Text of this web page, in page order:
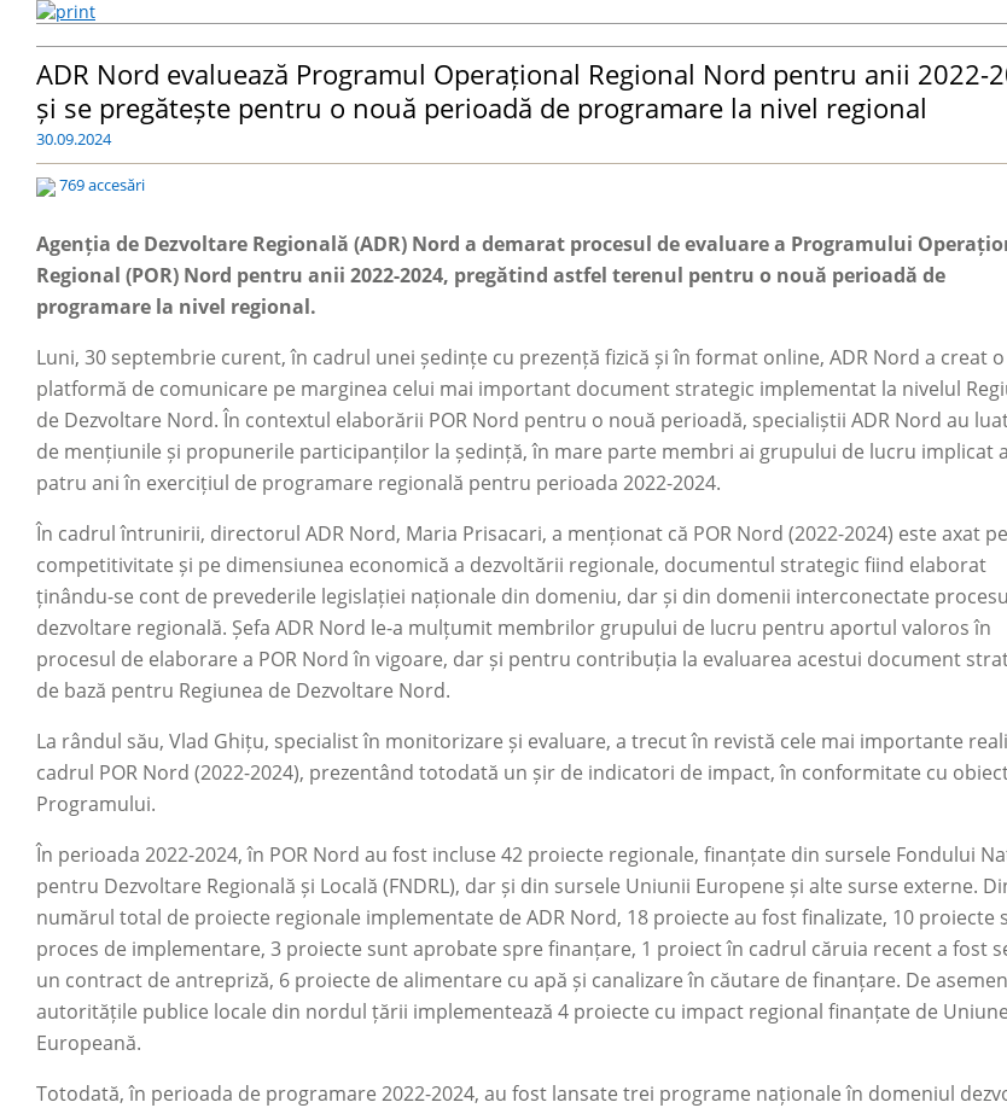
ADR Nord evaluează Programul Operațional Regional Nord pentru anii 2022-
și se pregătește pentru o nouă perioadă de programare la nivel regional
30.09.2024
769 accesări
Agenția de Dezvoltare Regională (ADR) Nord a demarat procesul de evaluare a Programului
Regional (POR) Nord pentru anii 2022-2024, pregătind astfel terenul pentru o nouă perioadă de
programare la nivel regional.
Luni, 30 septembrie curent, în cadrul unei ședințe cu prezență fizică și în format online, ADR Nord a creat o
platformă de comunicare pe marginea celui mai important document strategic implementat la nivelul
de Dezvoltare Nord. În contextul elaborării POR Nord pentru o nouă perioadă, specialiștii ADR Nord au
de mențiunile și propunerile participanților la ședință, în mare parte membri ai grupului de lucru implicat
patru ani în exercițiul de programare regională pentru perioada 2022-2024.
În cadrul întrunirii, directorul ADR Nord, Maria Prisacari, a menționat că POR Nord (2022-2024) este axat pe
competitivitate și pe dimensiunea economică a dezvoltării regionale, documentul strategic fiind elaborat
ținându-se cont de prevederile legislației naționale din domeniu, dar și din domenii interconectate
dezvoltare regională. Șefa ADR Nord le-a mulțumit membrilor grupului de lucru pentru aportul valoros în
procesul de elaborare a POR Nord în vigoare, dar și pentru contribuția la evaluarea acestui document
de bază pentru Regiunea de Dezvoltare Nord.
La rândul său, Vlad Ghițu, specialist în monitorizare și evaluare, a trecut în revistă cele mai importante
cadrul POR Nord (2022-2024), prezentând totodată un șir de indicatori de impact, în conformitate cu
Programului.
În perioada 2022-2024, în POR Nord au fost incluse 42 proiecte regionale, finanțate din sursele Fondului
pentru Dezvoltare Regională și Locală (FNDRL), dar și din sursele Uniunii Europene și alte surse externe.
numărul total de proiecte regionale implementate de ADR Nord, 18 proiecte au fost finalizate, 10 proiecte
proces de implementare, 3 proiecte sunt aprobate spre finanțare, 1 proiect în cadrul căruia recent a fost
un contract de antrepriză, 6 proiecte de alimentare cu apă și canalizare în căutare de finanțare. De
autoritățile publice locale din nordul țării implementează 4 proiecte cu impact regional finanțate de
Europeană.
Totodată, în perioada de programare 2022-2024, au fost lansate trei programe naționale în domeniul